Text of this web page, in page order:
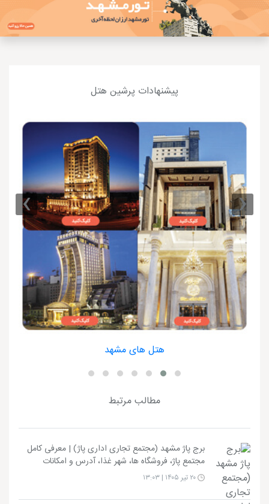
پیشنهادات پرشین هتل
هتل های مشهد
‹
›
مطالب مرتبط
برج پاژ مشهد (مجتمع تجاری اداری پاژ) | معرفی کامل
مجتمع پاژ، فروشگاه ها، شهر غذا، آدرس و امکانات